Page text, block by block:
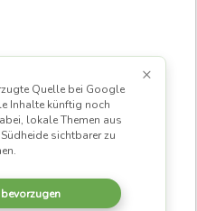
×
Quelle bei Google
Inhalte künftig noch
lokale Themen aus
sichtbarer zu